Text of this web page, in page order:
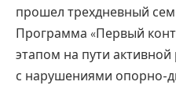
прошел трехдневный
Программа «Первый
этапом на пути
с нарушениями опорно-